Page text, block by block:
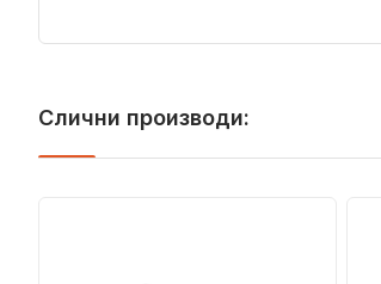
Слични производи: